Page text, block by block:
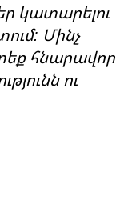
կատարելու
Մինչ
հնարավոր
ու